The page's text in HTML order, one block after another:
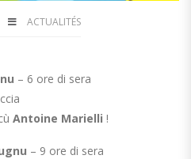
ACTUALITÉS
– 6 ore di sera
Antoine Marielli !
– 9 ore di sera